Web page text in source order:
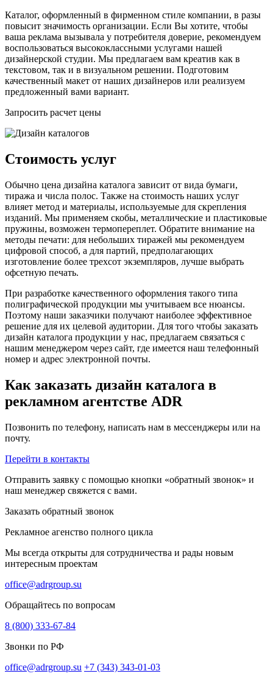
Каталог, оформленный в фирменном стиле компании, в разы
повысит значимость организации. Если Вы хотите, чтобы
ваша реклама вызывала у потребителя доверие, рекомендуем
воспользоваться высококлассными услугами нашей
дизайнерской студии. Мы предлагаем вам креатив как в
текстовом, так и в визуальном решении. Подготовим
качественный макет от наших дизайнеров или реализуем
предложенный вами вариант.
Запросить расчет цены
Стоимость услуг
Обычно цена дизайна каталога зависит от вида бумаги,
тиража и числа полос. Также на стоимость наших услуг
влияет метод и материалы, используемые для скрепления
изданий. Мы применяем скобы, металлические и пластиковые
пружины, возможен термопереплет. Обратите внимание на
методы печати: для небольших тиражей мы рекомендуем
цифровой способ, а для партий, предполагающих
изготовление более трехсот экземпляров, лучше выбрать
офсетную печать.
При разработке качественного оформления такого типа
полиграфической продукции мы учитываем все нюансы.
Поэтому наши заказчики получают наиболее эффективное
решение для их целевой аудитории. Для того чтобы заказать
дизайн каталога продукции у нас, предлагаем связаться с
нашим менеджером через сайт, где имеется наш телефонный
номер и адрес электронной почты.
Как заказать дизайн каталога в
рекламном агентстве ADR
Позвонить по телефону, написать нам в мессенджеры или на
почту.
Перейти в контакты
Отправить заявку с помощью кнопки «обратный звонок» и
наш менеджер свяжется с вами.
Заказать обратный звонок
Рекламное агенство полного цикла
Мы всегда открыты для сотрудничества и рады новым
интересным проектам
office@adrgroup.su
Обращайтесь по вопросам
8 (800) 333-67-84
Звонки по РФ
office@adrgroup.su +7 (343) 343-01-03